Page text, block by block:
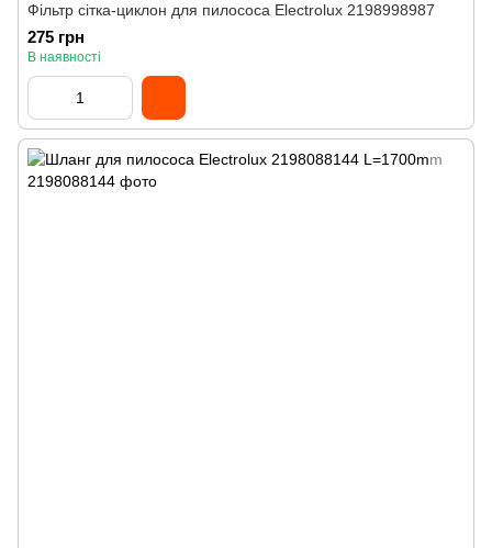
Фільтр сітка-циклон для пилососа Electrolux 2198998987
275 грн
В наявності